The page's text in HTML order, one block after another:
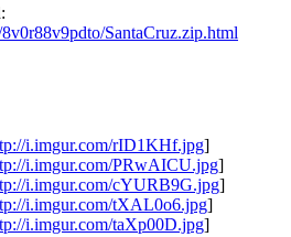
SantaCruz.zip.html
i.imgur.com/rID1KHf.jpg]
i.imgur.com/PRwAICU.jpg]
i.imgur.com/cYURB9G.jpg]
i.imgur.com/tXAL0o6.jpg]
i.imgur.com/taXp00D.jpg]